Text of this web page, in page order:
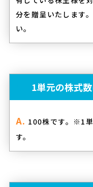
分を贈呈いたします
い。
1単元の株式
100株です。※1
す。